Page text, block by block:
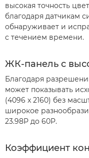
высокая точность
благодаря датчикам
обнаруживает и
с течением времени.
ЖК-панель с
Благодаря
может показывать
(4096 x 2160) без
широкое
23.98P до 60P.
Коэффициент